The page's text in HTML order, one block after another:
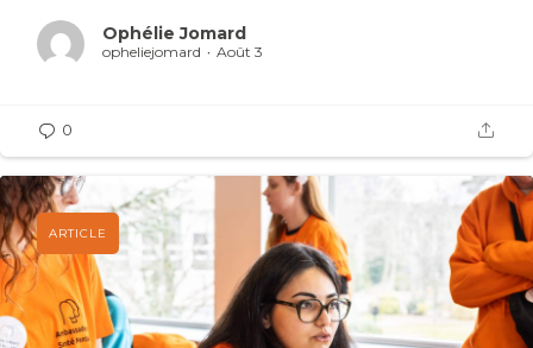
Ophélie Jomard
opheliejomard Août 3
0